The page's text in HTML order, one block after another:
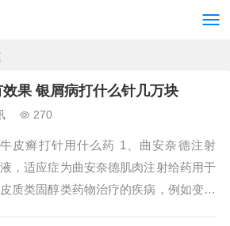
果 银屑病打什么针几万块
270
牛皮癣打针用什么药 1、曲安奈德注射
液，适应症为曲安奈德肌肉注射给药用于
皮质类固醇类药物治疗的疾病，例如变态